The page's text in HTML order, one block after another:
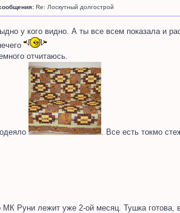
Re: Лоскутный долгострой
у кого видно. А ты все всем показала и
отчитаюсь.
. Все есть токмо
Руни лежит уже 2-ой месяц. Тушка готова,